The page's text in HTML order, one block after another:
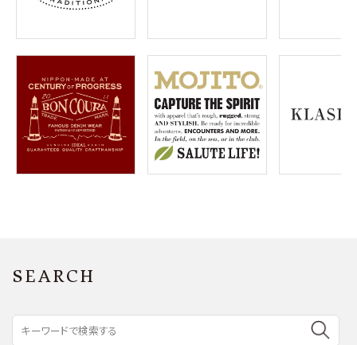
OFFICIAL WEB SITE
meeting_room ログイン 会員登録
SEARCH